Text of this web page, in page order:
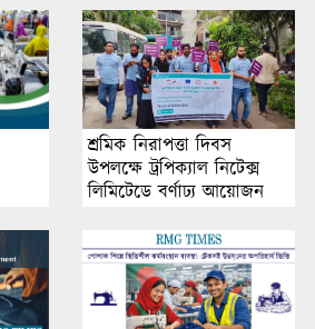
শ্রমিক নিরাপত্তা দিবস
উপলক্ষে ট্রপিক্যাল নিটেক্স
লিমিটেডে বর্ণাঢ্য আয়োজন